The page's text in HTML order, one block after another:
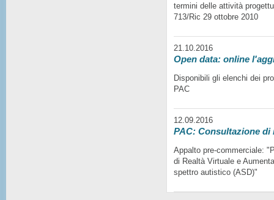
termini delle attività
713/Ric 29 ottobre 2010
21.10.2016
Open data: online
Disponibili gli elenchi dei
PAC
12.09.2016
PAC: Consultazione di
Appalto pre-commerciale:
di Realtà Virtuale e
spettro autistico (ASD)"